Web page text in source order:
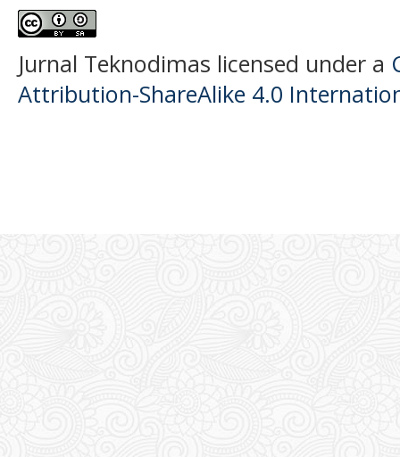
Jurnal Teknodimas licensed under a
Attribution-ShareAlike 4.0